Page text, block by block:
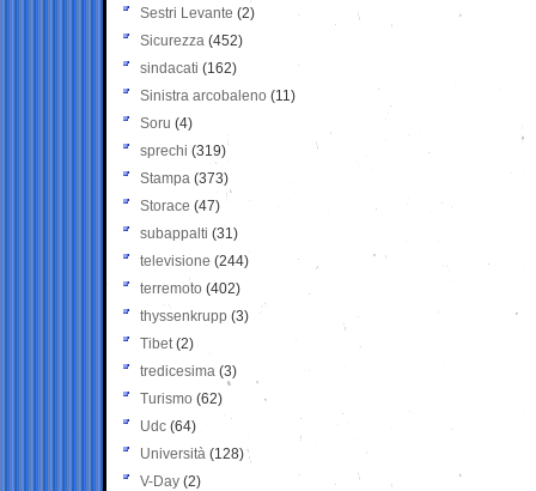
Sestri Levante (2)
Sicurezza (452)
sindacati (162)
Sinistra arcobaleno (11)
Soru (4)
sprechi (319)
Stampa (373)
Storace (47)
subappalti (31)
televisione(244)
terremoto (402)
thyssenkrupp (3)
Tibet(2)
tredicesima (3)
Turismo (62)
Udc (64)
Università (128)
V-Day (2)